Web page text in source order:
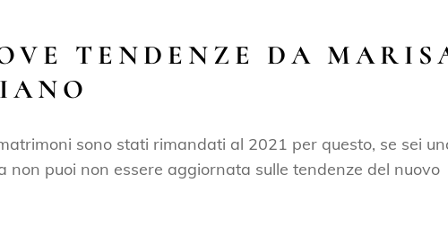
TENDENZE DA
sono stati rimandati al 2021 per questo, se sei
non puoi non essere aggiornata sulle tendenze del nuovo